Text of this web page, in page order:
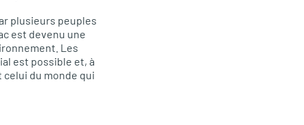
plusieurs peuples
est devenu une
Les
est possible et, à
celui du monde qui